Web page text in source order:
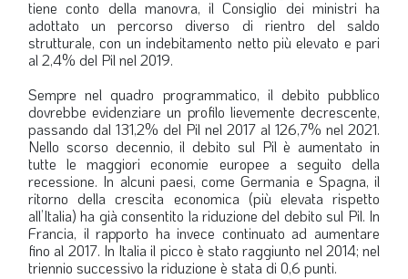
tiene conto della manovra, il Consiglio dei ministri ha
adottato un percorso diverso di rientro del saldo
strutturale, con un indebitamento netto più elevato e pari
al 2,4% del Pil nel 2019.
Sempre nel quadro programmatico, il debito pubblico
dovrebbe evidenziare un profilo lievemente decrescente,
passando dal 131,2% del Pil nel 2017 al 126,7% nel 2021.
Nello scorso decennio, il debito sul Pil è aumentato in
tutte le maggiori economie europee a seguito della
recessione. In alcuni paesi, come Germania e Spagna, il
ritorno della crescita economica (più elevata rispetto
all’Italia) ha già consentito la riduzione del debito sul Pil. In
Francia, il rapporto ha invece continuato ad aumentare
fino al 2017. In Italia il picco è stato raggiunto nel 2014; nel
triennio successivo la riduzione è stata di 0,6 punti.